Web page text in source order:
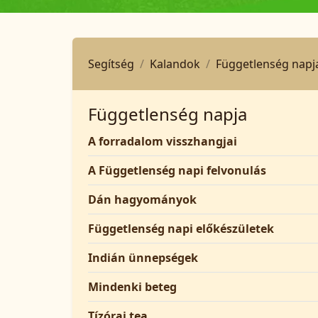
Segítség Kalandok Függetlenség
Függetlenség napja
A forradalom visszhangjai
A Függetlenség napi felvonulás
Dán hagyományok
Függetlenség napi előkészületek
Indián ünnepségek
Mindenki beteg